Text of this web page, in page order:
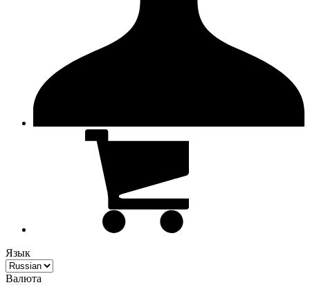
Язык
Валюта